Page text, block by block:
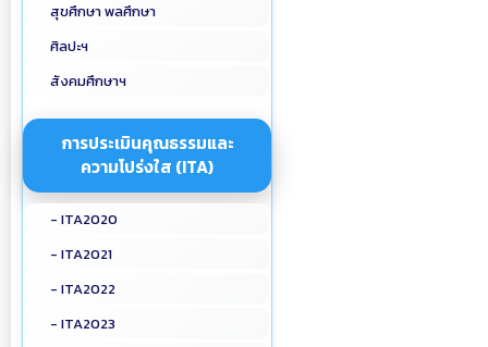
สุขศึกษา พลศึกษา
ศิลปะฯ
สังคมศึกษาฯ
การประเมินคุณธรรมและ
ความโปร่งใส (ITA)
- ITA2020
- ITA2021
- ITA2022
- ITA2023